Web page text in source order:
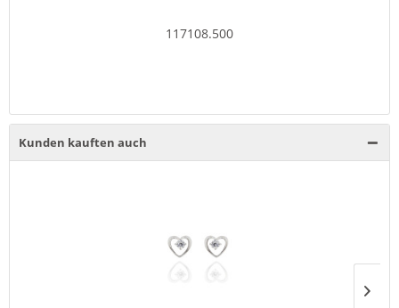
117108.500
Kunden kauften auch